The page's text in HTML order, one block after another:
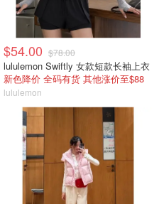
$54.00 $78.00
lululemon Swiftly 女款短款长袖上衣
新色降价 全码有货 其他涨价至$88
lululemon